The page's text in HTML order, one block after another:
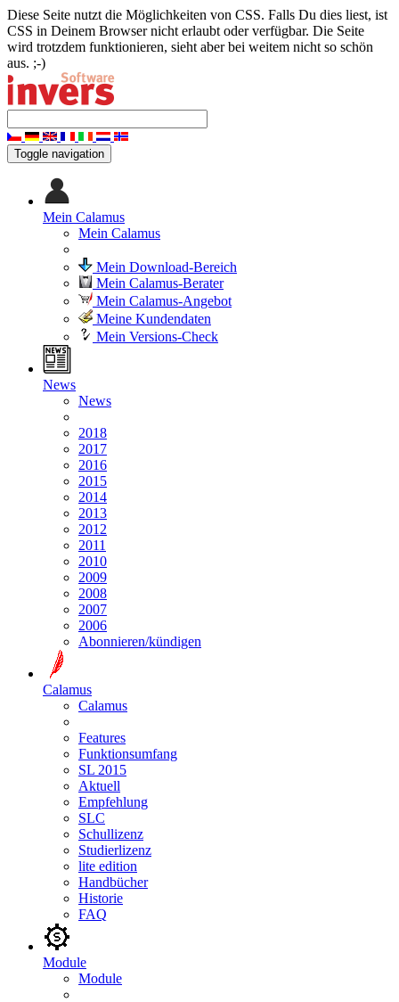
Diese Seite nutzt die Möglichkeiten von CSS. Falls Du dies liest, ist
CSS in Deinem Browser nicht erlaubt oder verfügbar. Die Seite
wird trotzdem funktionieren, sieht aber bei weitem nicht so schön
aus. ;-)
Toggle navigation
Mein Calamus
Mein Calamus
Mein Download-Bereich
Mein Calamus-Berater
Mein Calamus-Angebot
Meine Kundendaten
Mein Versions-Check
News
News
2018
2017
2016
2015
2014
2013
2012
2011
2010
2009
2008
2007
2006
Abonnieren/kündigen
Calamus
Calamus
Features
Funktionsumfang
SL 2015
Aktuell
Empfehlung
SLC
Schullizenz
Studierlizenz
lite edition
Handbücher
Historie
FAQ
Module
Module